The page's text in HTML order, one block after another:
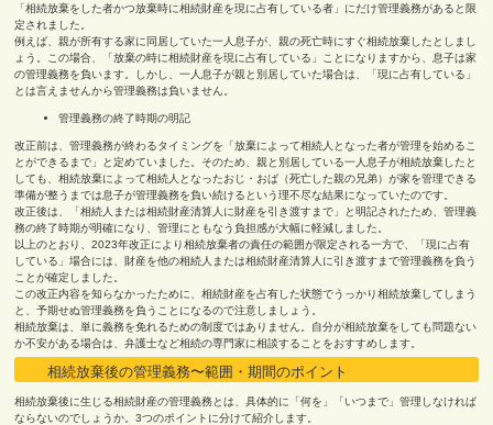
「相続放棄をした者かつ放棄時に相続財産を現に占有している者」にだけ管理義務があると限
定されました。
例えば、親が所有する家に同居していた一人息子が、親の死亡時にすぐ相続放棄したとしまし
ょう。この場合、「放棄の時に相続財産を現に占有している」ことになりますから、息子は家
の管理義務を負います。しかし、一人息子が親と別居していた場合は、「現に占有している」
とは言えませんから管理義務は負いません。
管理義務の終了時期の明記
改正前は、管理義務が終わるタイミングを「放棄によって相続人となった者が管理を始めるこ
とができるまで」と定めていました。そのため、親と別居している一人息子が相続放棄したと
しても、相続放棄によって相続人となったおじ・おば（死亡した親の兄弟）が家を管理できる
準備が整うまでは息子が管理義務を負い続けるという理不尽な結果になっていたのです。
改正後は、「相続人または相続財産清算人に財産を引き渡すまで」と明記されたため、管理義
務の終了時期が明確になり、管理にともなう負担感が大幅に軽減しました。
以上のとおり、2023年改正により相続放棄者の責任の範囲が限定される一方で、「現に占有
している」場合には、財産を他の相続人または相続財産清算人に引き渡すまで管理義務を負う
ことが確定しました。
この改正内容を知らなかったために、相続財産を占有した状態でうっかり相続放棄してしまう
と、予期せぬ管理義務を負うことになるので注意しましょう。
相続放棄は、単に義務を免れるための制度ではありません。自分が相続放棄をしても問題ない
か不安がある場合は、弁護士など相続の専門家に相談することをおすすめします。
相続放棄後の管理義務〜範囲・期間のポイント
相続放棄後に生じる相続財産の管理義務とは、具体的に「何を」「いつまで」管理しなければ
ならないのでしょうか。3つのポイントに分けて紹介します。